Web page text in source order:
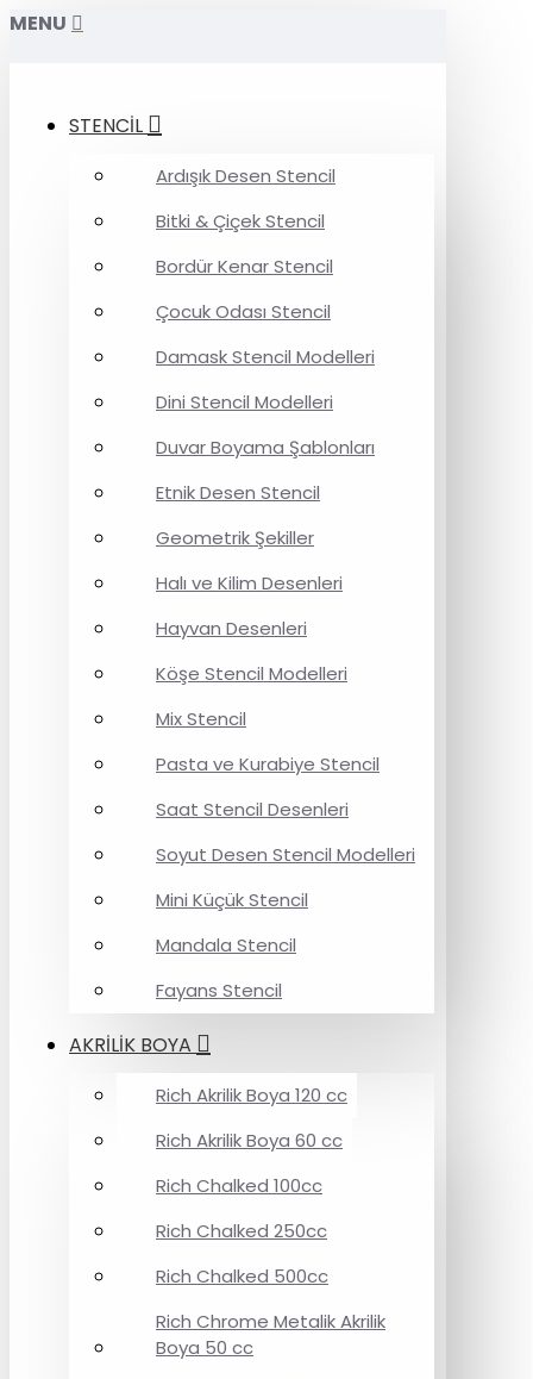
MENU
STENCİL
Ardışık Desen Stencil
Bitki & Çiçek Stencil
Bordür Kenar Stencil
Çocuk Odası Stencil
Damask Stencil Modelleri
Dini Stencil Modelleri
Duvar Boyama Şablonları
Etnik Desen Stencil
Geometrik Şekiller
Halı ve Kilim Desenleri
Hayvan Desenleri
Köşe Stencil Modelleri
Mix Stencil
Pasta ve Kurabiye Stencil
Saat Stencil Desenleri
Soyut Desen Stencil Modelleri
Mini Küçük Stencil
Mandala Stencil
Fayans Stencil
AKRİLİK BOYA
Rich Akrilik Boya 120 cc
Rich Akrilik Boya 60 cc
Rich Chalked 100cc
Rich Chalked 250cc
Rich Chalked 500cc
Rich Chrome Metalik Akrilik
Boya 50 cc